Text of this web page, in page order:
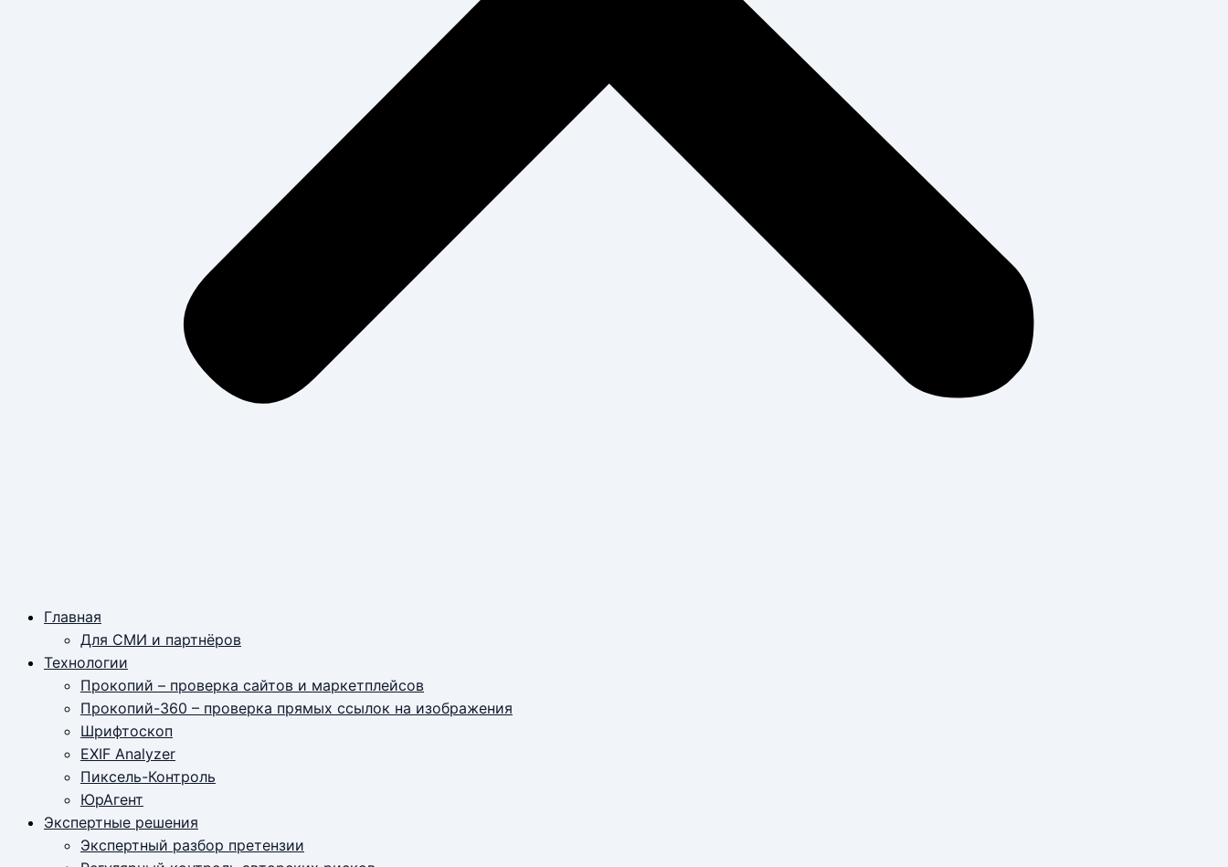
Главная
Для СМИ и партнёров
Технологии
Прокопий – проверка сайтов и маркетплейсов
Прокопий-360 – проверка прямых ссылок на изображения
Шрифтоскоп
EXIF Analyzer
Пиксель-Контроль
ЮрАгент
Экспертные решения
Экспертный разбор претензии